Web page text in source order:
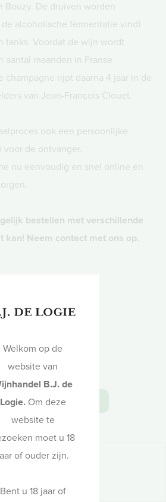
Bouzy. De druiven worden
alcoholische fermentatie vindt
tanks. Voordat de wijn wordt
maanden in Franse
champagne rijpt daarna 4 jaar in de
van Jean-François Clouet.
ook een persoonlijke
de ontvanger.
nu eenvoudig en snel online en
bestellen met verschillende
kan! Neem contact met ons op.
en schelpdieren
in winkelwagen
Welkom op de
website van
B.J. de
Logie.Om deze
website te
moet u 18
of ouder zijn.
Bent u 18 jaar of